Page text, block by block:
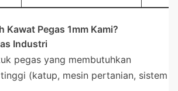
Kawat Pegas 1mm Kami?
Industri
pegas yang membutuhkan
(katup, mesin pertanian, sistem